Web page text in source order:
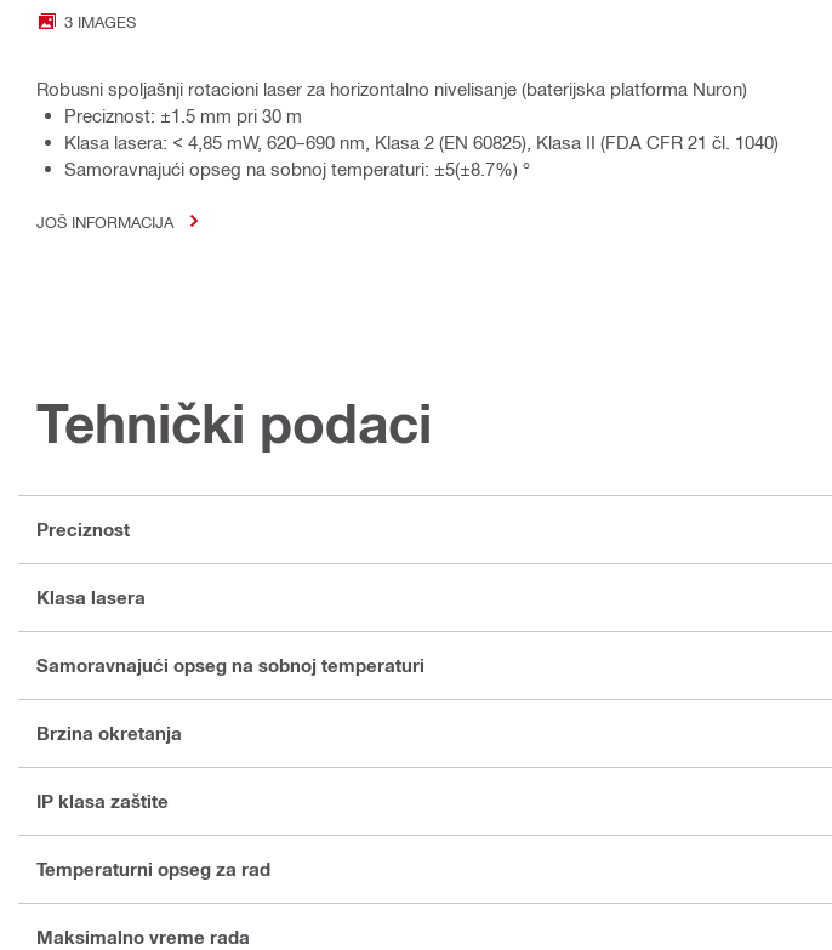
3 IMAGES
Robusni spoljašnji rotacioni laser za horizontalno nivelisanje (baterijska platforma Nuron)
Preciznost: ±1.5 mm pri 30 m
Klasa lasera: < 4,85 mW, 620–690 nm, Klasa 2 (EN 60825), Klasa II (FDA CFR 21 čl. 1040)
Samoravnajući opseg na sobnoj temperaturi: ±5(±8.7%) °
JOŠ INFORMACIJA
Tehnički podaci
Preciznost
Klasa lasera
Samoravnajući opseg na sobnoj temperaturi
Brzina okretanja
IP klasa zaštite
Temperaturni opseg za rad
Maksimalno vreme rada